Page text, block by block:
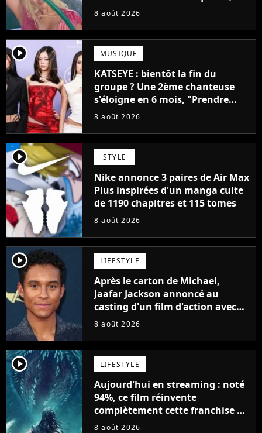
pensais ne plus jamais chanter"
8 août 2026
player2 MUSIQUE
KATSEYE : bientôt la fin du
groupe ? Une 2ème chanteuse
s'éloigne en 6 mois, "Prendre
cette décision n’a pas été facile"
8 août 2026
player2 STYLE
Nike annonce 3 paires de Air Max
Plus inspirées d'un manga culte
de 1190 chapitres et 115 tomes
8 août 2026
player2 LIFESTYLE
Après le carton de Michael,
Jaafar Jackson annoncé au
casting d'un film d'action avec
Will Smith
8 août 2026
player2 LIFESTYLE
Aujourd'hui en streaming : noté
94%, ce film réinvente
complètement cette franchise de
science-fiction vieille de 40 ans
8 août 2026